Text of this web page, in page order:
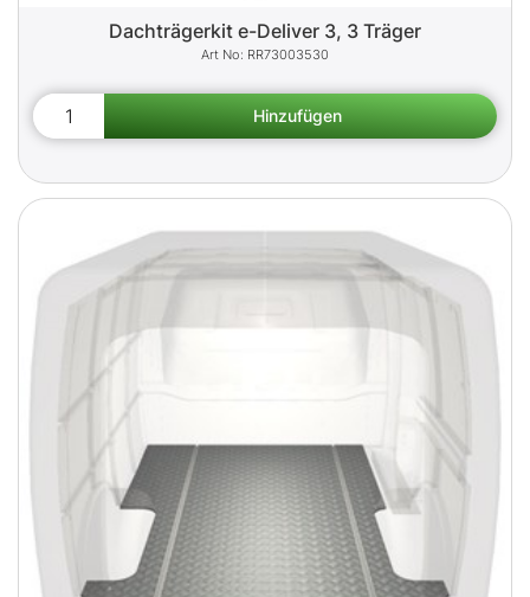
Dachträgerkit e-Deliver 3, 3 Träger
RR73003530